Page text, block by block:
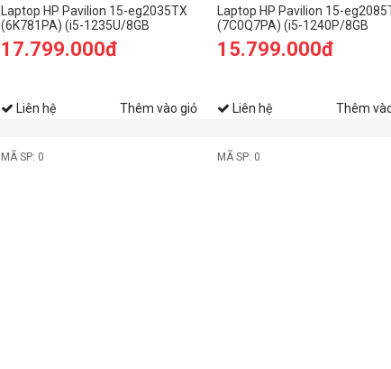
Laptop HP Pavilion 15-eg2035TX
(6K781PA) (i5-1235U/8GB
RAM/512GB SSD/15.6
FHD/MX550 2Gb/Win11/Vàng)
17.799.000đ
Liên hệ Thêm vào giỏ
Laptop HP Pavilion 15-
(7C0Q7PA) (i5-1240P/8GB
RAM/256GB SSD/15.6
FHD/Win11/Bạc)
15.799.000đ
Liên hệ Thêm
MÃ SP: 0 MÃ SP: 0